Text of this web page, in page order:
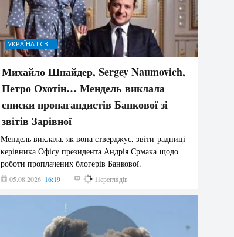
УКРАЇНА І СВІТ
Михайло Шнайдер, Sergey Naumovich,
Петро Охотін… Мендель виклала
списки пропагандистів Банкової зі
звітів Зарівної
Мендель виклала, як вона стверджує, звіти радниці
керівника Офісу президента Андрія Єрмака щодо
роботи проплачених блогерів Банкової.
05.08.2026 16:19 185 Переглядів